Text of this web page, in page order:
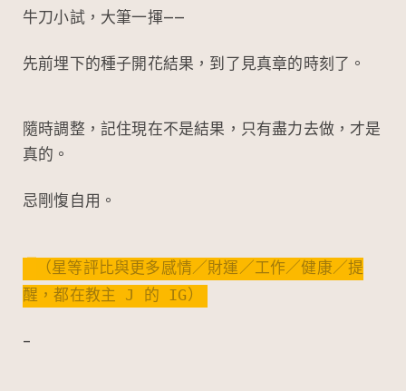
牛刀小試，大筆一揮——
先前埋下的種子開花結果，到了見真章的時刻了。
隨時調整，記住現在不是結果，只有盡力去做，才是
真的。
忌剛愎自用。
（星等評比與更多感情／財運／工作／健康／提
醒，都在教主 J 的 IG）
–